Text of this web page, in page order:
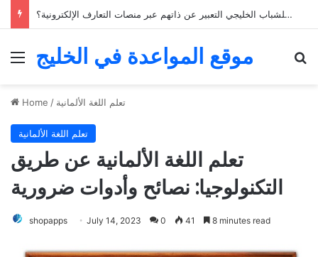
كيف يمكن للشباب الخليجي التعبير عن ذاتهم عبر منصات التعارف الإلكترونية؟
Menu
موقع المواعدة في الخليج
Home / تعلم اللغة الألمانية
تعلم اللغة الألمانية
تعلم اللغة الألمانية عن طريق
التكنولوجيا: نصائح وأدوات ضرورية
shopapps July 14, 2023 0 41 8 minutes read